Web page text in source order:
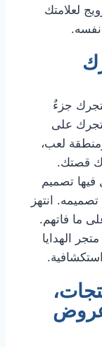
لعلامتك
نفسه.
جزءٌ
على
لعب،
قصتك.
تصميم
انتهز
ما فاتهم.
الهدايا